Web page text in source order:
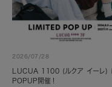
2026/07/28
LUCUA 1100 (ルクア イーレ)
POPUP開催！